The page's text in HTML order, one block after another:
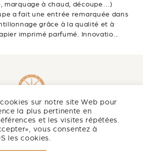
marquage à chaud, découpe…)
a fait une entrée remarquée dans
grâce à la qualité et à
imprimé parfumé. Innovatio...
sur notre site Web pour
la plus pertinente en
et les visites répétées.
vous consentez à
les cookies.